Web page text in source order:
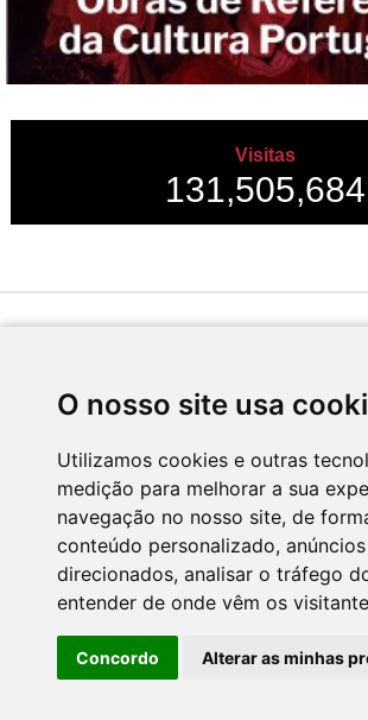
O nosso site usa
Utilizamos cookies e outras
medição para melhorar a sua
navegação no nosso site, de
conteúdo personalizado, anúncios
direcionados, analisar o tráfego
entender de onde vêm os
Concordo Alterar as minhas
Visitas
131,505,684
CNC - Centro Nacional de Cultura 2026 © Todos os